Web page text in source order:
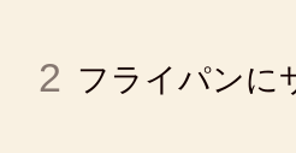
2 フライパンに